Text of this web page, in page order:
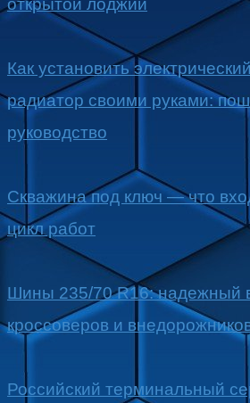
открытой лоджии
Как установить
радиатор своими руками:
руководство
Скважина под ключ — что
цикл работ
Шины 235/70 R16: надежный
кроссоверов и
Российский терминальный